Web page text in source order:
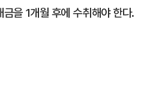
을 1개월 후에 수취해야 한다.